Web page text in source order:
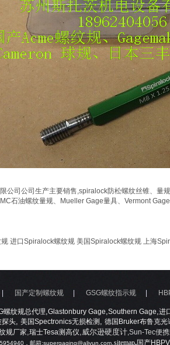
公司公司生产主要销售,spiralock防松螺纹丝锥、量
石油螺纹量规、Mueller Gage量具、Vermont Gage
进口Spiralock螺纹规 美国Spiralock螺纹规 上海
螺纹规总代理,Glastonbury Gage,Southern Gage,进
探头, 美国Spectronics无损检测 , 德国 Bruker布鲁克光
规厂家,瑞士Tesa测高仪,威尔逊硬度计,Sun-Tec便
， 邮箱:supergaging@aliyun.com,sitemap,国产
国产定制螺纹规 GSG螺纹指示规